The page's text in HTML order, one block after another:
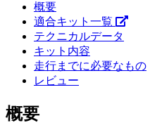
概要
適合キット一覧
テクニカルデータ
キット内容
走行までに必要なもの
レビュー
概要